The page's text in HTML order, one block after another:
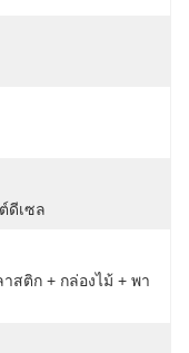
ดีเซล
สติก + กล่องไม้ + พา